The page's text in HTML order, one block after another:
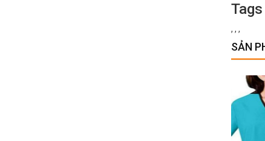
Tags
, , ,
SẢN